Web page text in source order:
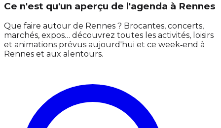
Ce n'est qu'un aperçu de l'agenda à Rennes
Que faire autour de Rennes ? Brocantes, concerts,
marchés, expos… découvrez toutes les activités, loisirs
et animations prévus aujourd'hui et ce week‑end à
Rennes et aux alentours.